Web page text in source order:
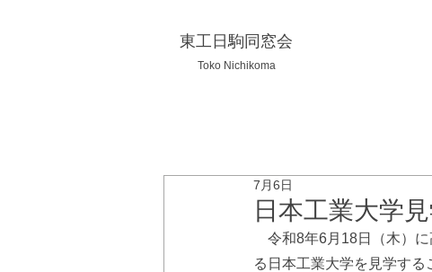
東工日駒同窓会
Toko Nichikoma
日本工業大学
7月6日
令和8年6月18日（木）に
る日本工業大学を見学す